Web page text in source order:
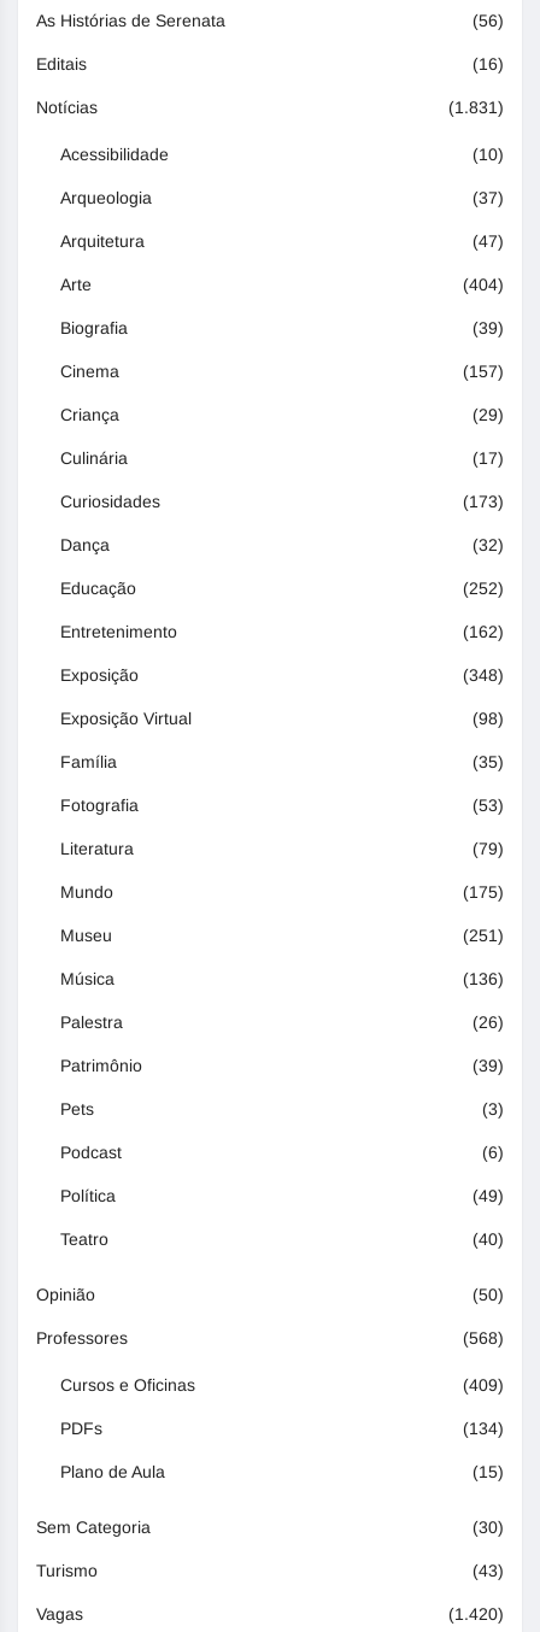
As Histórias de Serenata (56)
Editais (16)
Notícias (1.831)
Acessibilidade (10)
Arqueologia (37)
Arquitetura (47)
Arte (404)
Biografia (39)
Cinema (157)
Criança (29)
Culinária (17)
Curiosidades (173)
Dança (32)
Educação (252)
Entretenimento (162)
Exposição (348)
Exposição Virtual (98)
Família (35)
Fotografia (53)
Literatura (79)
Mundo (175)
Museu (251)
Música (136)
Palestra (26)
Patrimônio (39)
Pets (3)
Podcast (6)
Política (49)
Teatro (40)
Opinião (50)
Professores (568)
Cursos e Oficinas (409)
PDFs (134)
Plano de Aula (15)
Sem Categoria (30)
Turismo (43)
Vagas (1.420)